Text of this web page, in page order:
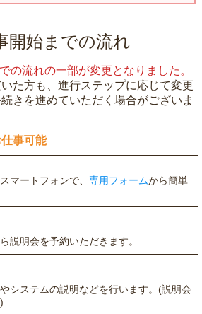
開始までの流れ
の流れの一部が変更となりました。
た方も、進行ステップに応じて変更
きを進めていただく場合がございま
事可能
マートフォンで、専用フォームから簡単
説明会を予約いただきます。
システムの説明などを行います。(説明会